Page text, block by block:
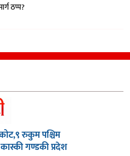
ठप्प?
रुकुम पश्चिम
गण्डकी प्रदेश